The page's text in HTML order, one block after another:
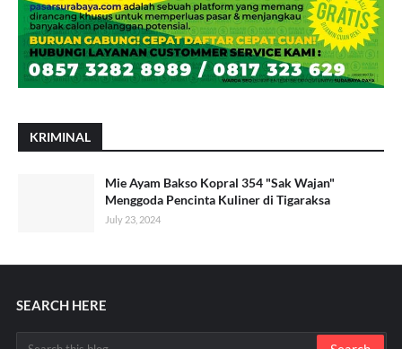
KRIMINAL
Mie Ayam Bakso Kopral 354 "Sak Wajan"
Menggoda Pencinta Kuliner di Tigaraksa
July 23, 2024
SEARCH HERE